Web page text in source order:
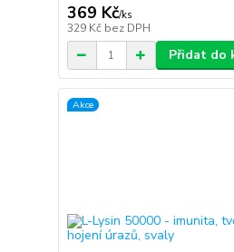
369 Kč/ks
329 Kč bez DPH
Přidat do
Akce